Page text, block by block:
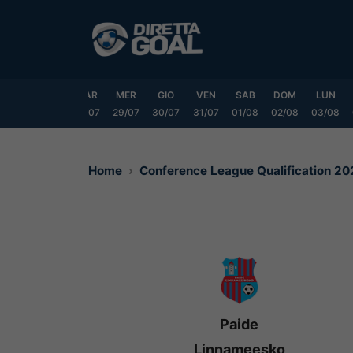
MAR
28/07
MER
29/07
GIO
30/07
VEN
31/07
SAB
01/08
DOM
02/08
LUN
03/08
Home Conference League Qualification
Paide
Linnameesko